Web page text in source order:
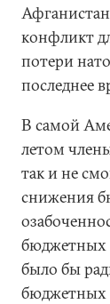
конфликт
потери
последнее
В самой
летом
так и не
снижения
бюджетных
было бы
бюджетных